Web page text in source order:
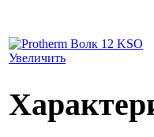
Увеличить